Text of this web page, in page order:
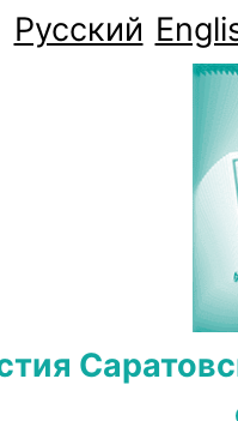
Русский